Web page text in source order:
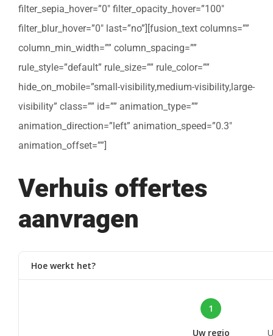
filter_sepia_hover=”0″ filter_opacity_hover=”100″
filter_blur_hover=”0″ last=”no”][fusion_text columns=””
column_min_width=”” column_spacing=””
rule_style=”default” rule_size=”” rule_color=””
hide_on_mobile=”small-visibility,medium-visibility,large-
visibility” class=”” id=”” animation_type=””
animation_direction=”left” animation_speed=”0.3″
animation_offset=””]
Verhuis offertes
aanvragen